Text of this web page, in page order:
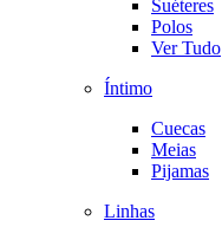
Suéteres
Polos
Ver Tudo
Íntimo
Cuecas
Meias
Pijamas
Linhas